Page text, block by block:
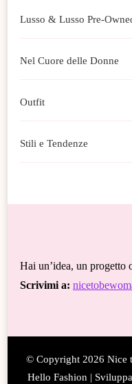
Lusso & Lusso Pre-
Nel Cuore delle Donne
Outfit
Stili e Tendenze
Hai un’idea, un progetto
Scrivimi a:
© Copyright 2026 Nice
Hello Fashion |